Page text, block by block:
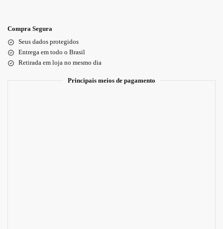
Compra Segura
Seus dados protegidos
Entrega em todo o Brasil
Retirada em loja no mesmo dia
Principais meios de pagamento